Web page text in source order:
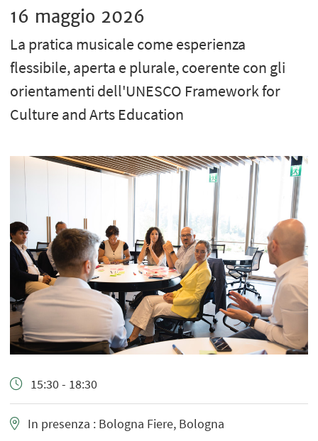
16 maggio 2026
La pratica musicale come esperienza
flessibile, aperta e plurale, coerente con gli
orientamenti dell'UNESCO Framework for
Culture and Arts Education
15:30 - 18:30
In presenza : Bologna Fiere, Bologna